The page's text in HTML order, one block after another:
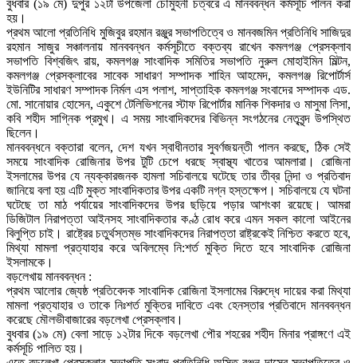
বুধবার (১৯ মে) দুপুর ১২টা উপজেলা চৌমুহনী চত্বরে এ মানববন্ধন কর্মসূচি পালন করা
হয়।
প্রথম আলো প্রতিনিধি মুজিবুর রহমান রঞ্জুর সভাপতিত্বে ও মানবজমিন প্রতিনিধি সাজিদুর
রহমান সাজুর সঞ্চালনায় মানববন্ধন কর্মসূচীতে বক্তব্য রাখেন কমলগঞ্জ প্রেসক্লাব
সভাপতি বিশ্বজিৎ রায়, কমলগঞ্জ সাংবাদিক সমিতির সভাপতি নুরুল মোহাইমিন মিল্টন,
কমলগঞ্জ প্রেসক্লাবের সাবেক সাধারণ সম্পাদক শাহিন আহমেদ, কমলগঞ্জ রিপোর্টার্স
ইউনিটির সাধারণ সম্পাদক নির্মল এস পলাশ, সাপ্তাহিক কমলগঞ্জ সংবাদের সম্পাদক এড.
মো. সানোয়ার হোসেন, একুশে টেলিভিশনের স্টাফ রিপোর্টার মানিক শিকদার ও মাসুমা লিসা,
কবি শহীদ সাগ্নিক প্রমুখ। এ সময় সাংবাদিকদের বিভিন্ন সংগঠনের নেতৃবৃন্দ উপস্থিত
ছিলেন।
মানববন্ধনে বক্তারা বলেন, দেশ যখন স্বাধীনতার সুবর্ণজয়ন্তী পালন করছে, ঠিক সেই
সময়ে সাংবাদিক রোজিনার উপর টুটি চেপে ধরছে স্বাস্থ্য খাতের আমলারা। রোজিনা
ইসলামের উপর যে ন্যক্কারজনক হামলা সচিবালয়ে ঘটেছে তার তীব্র নিন্দা ও প্রতিবাদ
জানিয়ে বলা হয় এটি মুক্ত সাংবাদিকতার উপর একটি নগ্ন হস্তক্ষেপ। সচিবালয়ে যে ঘটনা
ঘটেছে তা মাঠ পর্যায়ের সাংবাদিকদের উপর ছড়িয়ে পড়ার আশংকা রয়েছে। আমরা
ডিজিটাল নিরাপত্তা আইনসহ সাংবাদিকতার কণ্ঠ রোধ করে এমন সকল কালো আইনের
বিলুপ্তি চাই। রাষ্ট্রের চতুর্থস্তম্ভ সাংবাদিকদের নিরাপত্তা রাষ্ট্রকেই নিশ্চিত করতে হবে,
মিথ্যা মামলা প্রত্যাহার করে অবিলম্বে নি:শর্ত মুক্তি দিতে হবে সাংবাদিক রোজিনা
ইসলামকে।
বড়লেখায় মানববন্ধন :
প্রথম আলোর জ্যেষ্ঠ প্রতিবেদক সাংবাদিক রোজিনা ইসলামের বিরুদ্ধে দায়ের করা মিথ্যা
মামলা প্রত্যাহার ও তাকে নিঃশর্ত মুক্তির দাবিতে এবং হেনস্তার প্রতিবাদে মানববন্ধন
করেছে মৌলভীবাজারের বড়লেখা প্রেসক্লাব।
বুধবার (১৯ মে) বেলা সাড়ে ১২টার দিকে বড়লেখা পৌর শহরের শহীদ মিনার প্রাঙ্গণে এই
কর্মসূচি পালিত হয়।